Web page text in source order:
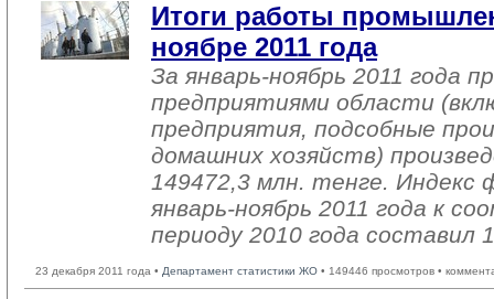
Итоги работы
ноябре 2011 года
За январь-ноябрь 2011 года
предприятиями области
предприятия, подсобные
домашних хозяйств)
149472,3 млн. тенге. Индекс
январь-ноябрь 2011 года к
периоду 2010 года составил
23 декабря 2011 года • Департамент статистики ЖО • 149446 просмотров •